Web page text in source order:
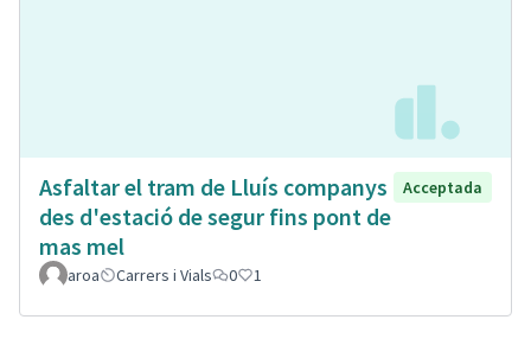
Asfaltar el tram de Lluís companys
des d'estació de segur fins pont de
mas mel
Acceptada
aroa Carrers i Vials 0 1